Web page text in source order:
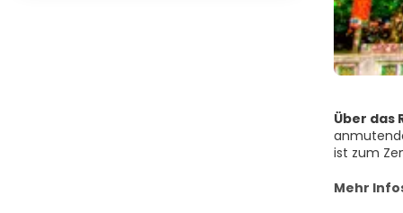
Über das
ist zum
Fernen
Mehr